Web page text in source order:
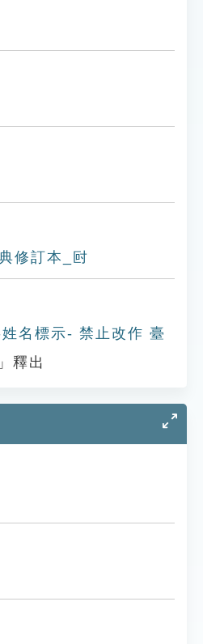
修訂本_尀
名標示- 禁止改作 臺
」釋出